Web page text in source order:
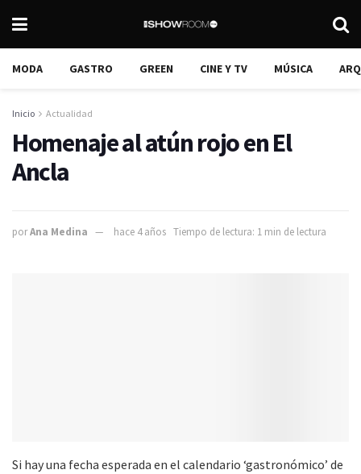
MODA GASTRO GREEN CINE Y TV MÚSICA
Inicio Actualidad
Homenaje al atún rojo en El
Ancla
porAna Medina hace 4 años Tiempo de lectura: 1 min de lectura
Si hay una fecha esperada en el calendario ‘gastronómico’ de